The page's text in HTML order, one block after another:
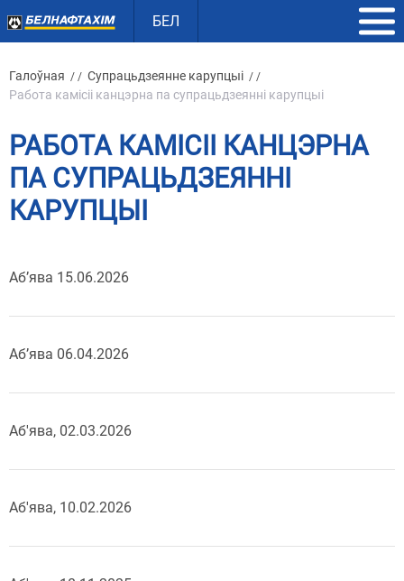
БЕЛ
Галоўная / / Супрацьдзеянне карупцыі / /
Работа камісіі канцэрна па супрацьдзеянні карупцыі
РАБОТА КАМІСІІ КАНЦЭРНА
ПА СУПРАЦЬДЗЕЯННІ
КАРУПЦЫІ
Аб’ява 15.06.2026
Аб’ява 06.04.2026
Аб'ява, 02.03.2026
Аб'ява, 10.02.2026